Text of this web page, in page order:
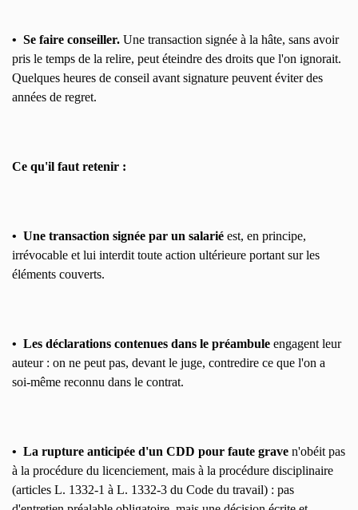
• Se faire conseiller. Une transaction signée à la hâte, sans avoir
pris le temps de la relire, peut éteindre des droits que l'on ignorait.
Quelques heures de conseil avant signature peuvent éviter des
années de regret.
Ce qu'il faut retenir :
• Une transaction signée par un salarié est, en principe,
irrévocable et lui interdit toute action ultérieure portant sur les
éléments couverts.
• Les déclarations contenues dans le préambule engagent leur
auteur : on ne peut pas, devant le juge, contredire ce que l'on a
soi-même reconnu dans le contrat.
• La rupture anticipée d'un CDD pour faute grave n'obéit pas
à la procédure du licenciement, mais à la procédure disciplinaire
(articles L. 1332-1 à L. 1332-3 du Code du travail) : pas